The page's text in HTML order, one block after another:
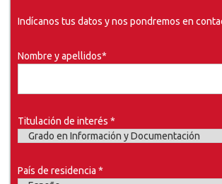
Indícanos tus datos y nos pondremos en
Nombre y apellidos*
Titulación de interés *
País de residencia *